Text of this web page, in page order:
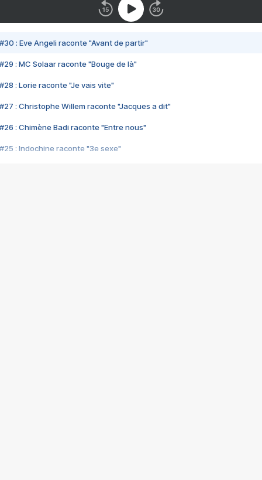
#30 : Eve Angeli raconte "Avant de partir"
#29 : MC Solaar raconte "Bouge de là"
#28 : Lorie raconte "Je vais vite"
#27 : Christophe Willem raconte "Jacques a dit"
#26 : Chimène Badi raconte "Entre nous"
#25 : Indochine raconte "3e sexe"